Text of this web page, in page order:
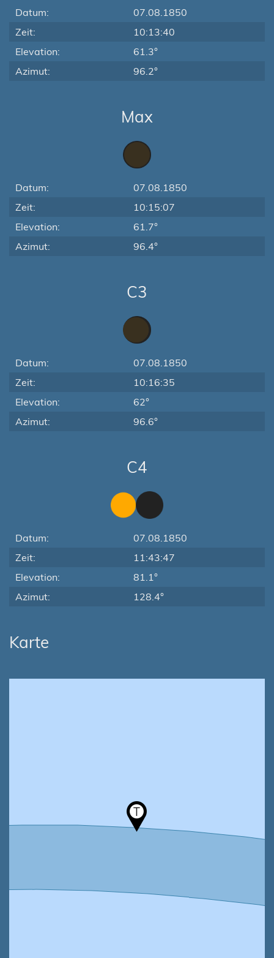
Datum:
07.08.1850
Zeit:
10:13:40
Elevation:
61.3°
Azimut:
96.2°
Max
Datum:
07.08.1850
Zeit:
10:15:07
Elevation:
61.7°
Azimut:
96.4°
C3
Datum:
07.08.1850
Zeit:
10:16:35
Elevation:
62°
Azimut:
96.6°
C4
Datum:
07.08.1850
Zeit:
11:43:47
Elevation:
81.1°
Azimut:
128.4°
Karte